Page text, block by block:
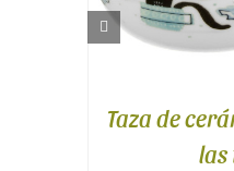
Taza de
las